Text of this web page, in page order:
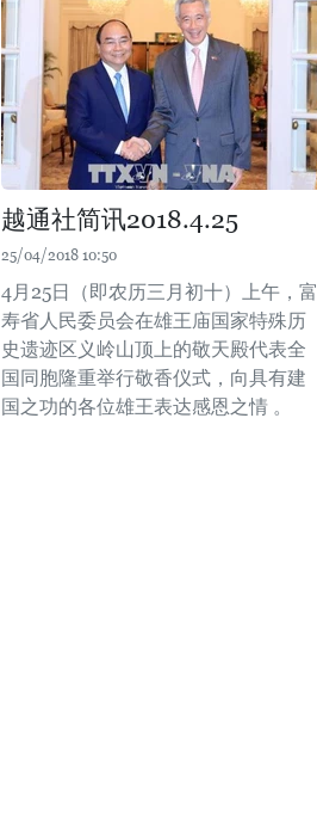
越通社简讯2018.4.25
25/04/2018 10:50
4月25日（即农历三月初十）上午，富
寿省人民委员会在雄王庙国家特殊历
史遗迹区义岭山顶上的敬天殿代表全
国同胞隆重举行敬香仪式，向具有建
国之功的各位雄王表达感恩之情 。